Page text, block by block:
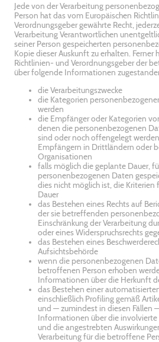
Jede von der Verarbeitung
Person hat das vom Europäischen
Verordnungsgeber gewährte Recht,
Verarbeitung Verantwortlichen
seiner Person gespeicherten
Kopie dieser Auskunft zu erhalten. Ferner
Richtlinien- und Verordnungsgeber der
über folgende Informationen
die Verarbeitungszwecke
die Kategorien
werden
die Empfänger oder Kategorien
denen die personenbezogenen
sind oder noch offengelegt
Empfängern in Drittländern oder
Organisationen
falls möglich die geplante Dauer,
personenbezogenen Daten
dies nicht möglich ist, die Kriterien
Dauer
das Bestehen eines Rechts auf
der sie betreffenden
Einschränkung der Verarbeitung
oder eines Widerspruchsrechts
das Bestehen eines
Aufsichtsbehörde
wenn die personenbezogenen
betroffenen Person erhoben
Informationen über die Herkunft
das Bestehen einer
einschließlich Profiling gemäß
und — zumindest in diesen Fällen
Informationen über die involvierte
und die angestrebten
Verarbeitung für die betroffene